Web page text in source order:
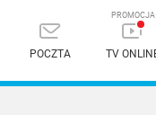
POCZTA TV